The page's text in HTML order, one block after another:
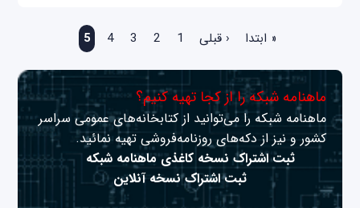
« ابتدا ‹ قبلی 1
2
3
4
5
ماهنامه شبکه را از کجا تهیه کنیم؟
ماهنامه شبکه را می‌توانید از کتابخانه‌های عمومی سراسر
کشور و نیز از دکه‌های روزنامه‌فروشی تهیه نمائید.
ثبت اشتراک نسخه کاغذی ماهنامه شبکه
ثبت اشتراک نسخه آنلاین